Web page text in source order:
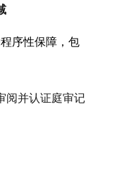
序性保障，包
阅并认证庭审记